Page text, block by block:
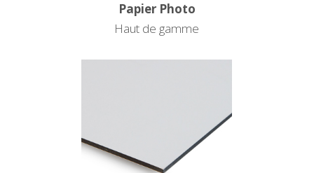
Papier Photo
Haut de gamme